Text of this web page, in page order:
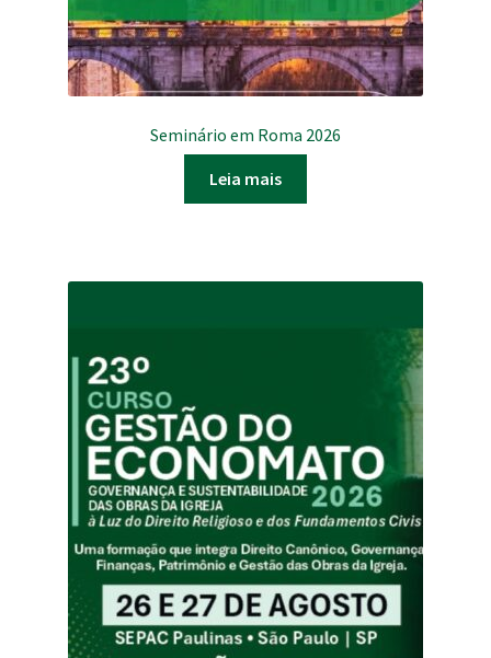
Seminário em Roma 2026
Leia mais